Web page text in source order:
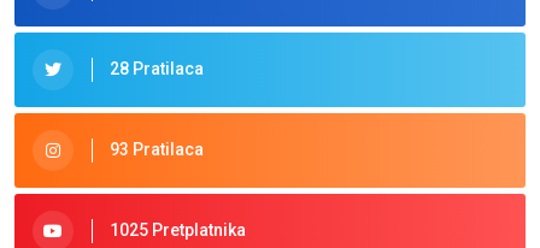
28 Pratilaca
93 Pratilaca
1025 Pretplatnika